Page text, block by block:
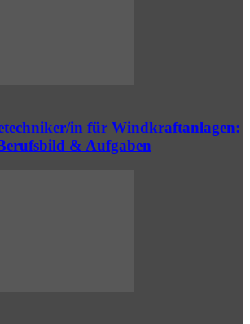
in für Windkraftanlagen:
& Aufgaben